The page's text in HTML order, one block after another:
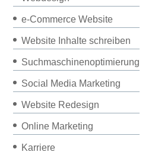
e-Commerce Website
Website Inhalte schreiben
Suchmaschinenoptimierung
Social Media Marketing
Website Redesign
Online Marketing
Karriere